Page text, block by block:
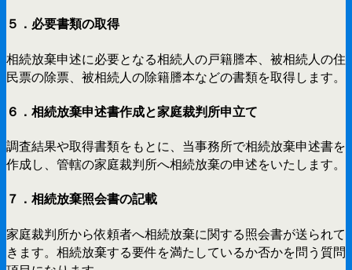
５．必要書類の取得
相続放棄申述に必要となる相続人の戸籍謄本、被相続人の住
民票の除票、被相続人の除籍謄本などの書類を取得します。
６．相続放棄申述書作成と家庭裁判所申立て
調査結果や取得書類をもとに、当事務所で相続放棄申述書を
作成し、管轄の家庭裁判所へ相続放棄の申述をいたします。
７．相続放棄照会書の記載
家庭裁判所から依頼者へ相続放棄に関する照会書が送られて
きます。相続放棄する要件を満たしているか否かを問う質問